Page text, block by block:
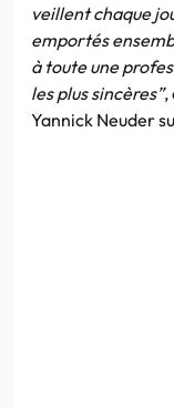
veillent chaque
emportés
à toute une
les plus sincères”,
Yannick Neuder